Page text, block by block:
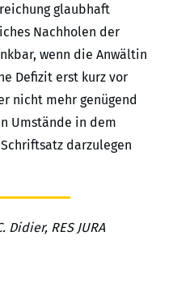
glaubhaft
Nachholen der
wenn die Anwältin
Defizit erst kurz vor
nicht mehr genügend
Umstände in dem
darzulegen
Didier, RES JURA